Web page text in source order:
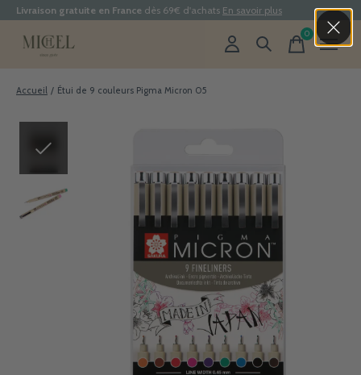
Livraison gratuite en France dès 69€ d'achats En savoir plus
0items
Accueil / Étui de 9 couleurs Pigma Micron 05